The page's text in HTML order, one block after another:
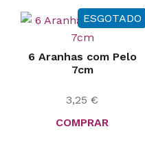
ESGOTADO
6 Aranhas com Pelo
7cm
3,25 €
COMPRAR